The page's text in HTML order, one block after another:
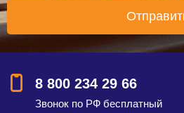
8 800 234 29 66
Звонок по РФ бесплатный